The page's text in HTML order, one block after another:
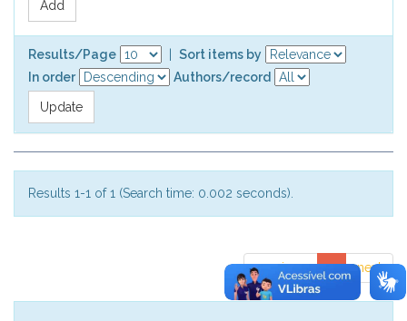
Results/Page
Sort items by
In order
Authors/record
Results 1-1 of 1 (Search time: 0.002 seconds).
previous 1 next